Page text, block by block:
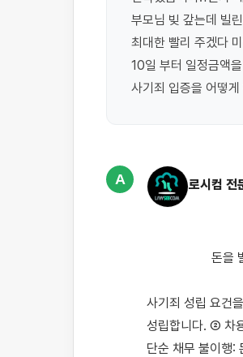
부모님 빚 갚는데 빌
최대한 빨리 주겠다
10일 부터 일정금액
사기죄 입증을 어떻
A 로시컴 전
사기죄 성립 요건
성립합니다. ② 차
단순 채무 불이행: